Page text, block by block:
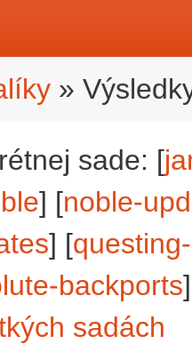
»
sade: [
] [noble-
] [
backports
sadách